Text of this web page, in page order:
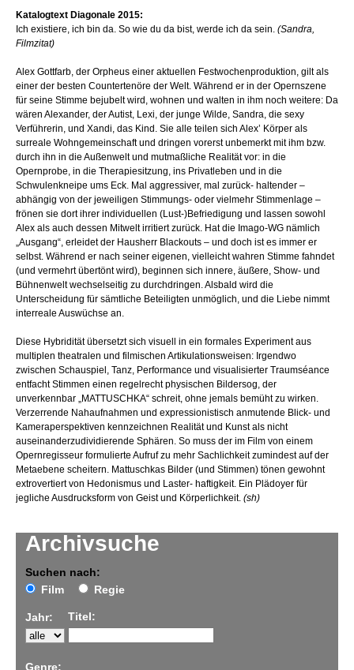
Archivsuche
Suchen nach:
Film
Regie
Jahr: Titel:
Genre:
Katalogtext Diagonale 2015:
Ich existiere, ich bin da. So wie du da bist, werde ich da sein. (Sandra,
Filmzitat)
Alex Gottfarb, der Orpheus einer aktuellen Festwochenproduktion, gilt als
einer der besten Countertenöre der Welt. Während er in der Opernszene
für seine Stimme bejubelt wird, wohnen und walten in ihm noch weitere: Da
wären Alexander, der Autist, Lexi, der junge Wilde, Sandra, die sexy
Verführerin, und Xandi, das Kind. Sie alle teilen sich Alex’ Körper als
surreale Wohngemeinschaft und dringen vorerst unbemerkt mit ihm bzw.
durch ihn in die Außenwelt und mutmaßliche Realität vor: in die
Opernprobe, in die Therapiesitzung, ins Privatleben und in die
Schwulenkneipe ums Eck. Mal aggressiver, mal zurück- haltender –
abhängig von der jeweiligen Stimmungs- oder vielmehr Stimmenlage –
frönen sie dort ihrer individuellen (Lust-)Befriedigung und lassen sowohl
Alex als auch dessen Mitwelt irritiert zurück. Hat die Imago-WG nämlich
„Ausgang“, erleidet der Hausherr Blackouts – und doch ist es immer er
selbst. Während er nach seiner eigenen, vielleicht wahren Stimme fahndet
(und vermehrt übertönt wird), beginnen sich innere, äußere, Show- und
Bühnenwelt wechselseitig zu durchdringen. Alsbald wird die
Unterscheidung für sämtliche Beteiligten unmöglich, und die Liebe nimmt
interreale Auswüchse an.
Diese Hybridität übersetzt sich visuell in ein formales Experiment aus
multiplen theatralen und filmischen Artikulationsweisen: Irgendwo
zwischen Schauspiel, Tanz, Performance und visualisierter Traumséance
entfacht Stimmen einen regelrecht physischen Bildersog, der
unverkennbar „MATTUSCHKA“ schreit, ohne jemals bemüht zu wirken.
Verzerrende Nahaufnahmen und expressionistisch anmutende Blick- und
Kameraperspektiven kennzeichnen Realität und Kunst als nicht
auseinanderzudividierende Sphären. So muss der im Film von einem
Opernregisseur formulierte Aufruf zu mehr Sachlichkeit zumindest auf der
Metaebene scheitern. Mattuschkas Bilder (und Stimmen) tönen gewohnt
extrovertiert von Hedonismus und Laster- haftigkeit. Ein Plädoyer für
jegliche Ausdrucksform von Geist und Körperlichkeit. (sh)